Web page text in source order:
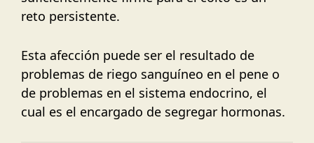
reto persistente.
Esta afección puede ser el resultado de
problemas de riego sanguíneo en el pene o
de problemas en el sistema endocrino, el
cual es el encargado de segregar hormonas.